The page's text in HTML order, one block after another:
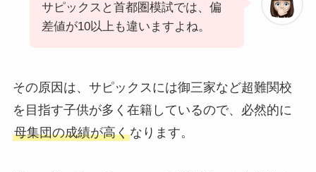
サピックスと首都圏模試では、偏
差値が10以上も違いますよね。
その原因は、サピックスには御三家など超難関校
を目指す子供が多く在籍しているので、必然的に
母集団の成績が高くなります。